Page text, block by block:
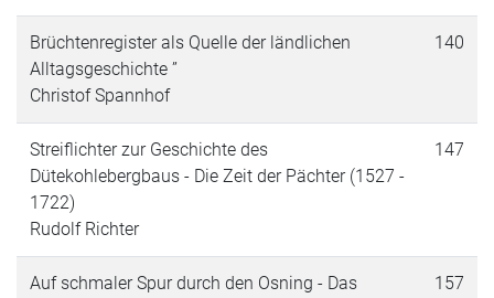
Brüchtenregister als Quelle der ländlichen
Alltagsgeschichte ”
Christof Spannhof
140
Streiflichter zur Geschichte des
Dütekohlebergbaus - Die Zeit der Pächter (1527 -
1722)
Rudolf Richter
147
Auf schmaler Spur durch den Osning - Das
157